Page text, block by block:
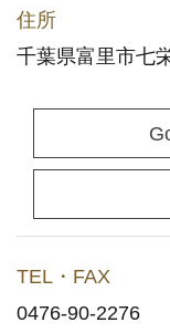
予約・注文
ホットペッパ
(ポイント利
お持ち帰り
宅配デリバリー
住所
千葉県富里市七
TEL・FAX
0476-90-2276